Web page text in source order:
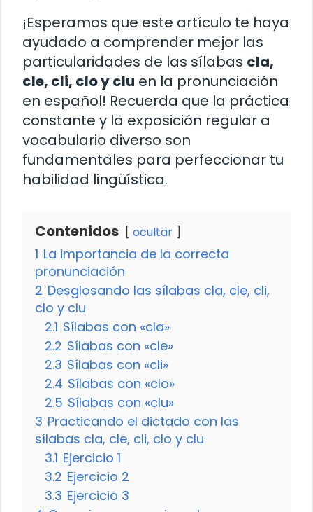
¡Esperamos que este artículo te haya
ayudado a comprender mejor las
particularidades de las sílabas cla,
cle, cli, clo y clu en la pronunciación
en español! Recuerda que la práctica
constante y la exposición regular a
vocabulario diverso son
fundamentales para perfeccionar tu
habilidad lingüística.
Contenidos ocultar
1 La importancia de la correcta
pronunciación
2 Desglosando las sílabas cla, cle, cli,
clo y clu
2.1 Sílabas con «cla»
2.2 Sílabas con «cle»
2.3 Sílabas con «cli»
2.4 Sílabas con «clo»
2.5 Sílabas con «clu»
3 Practicando el dictado con las
sílabas cla, cle, cli, clo y clu
3.1 Ejercicio 1
3.2 Ejercicio 2
3.3 Ejercicio 3